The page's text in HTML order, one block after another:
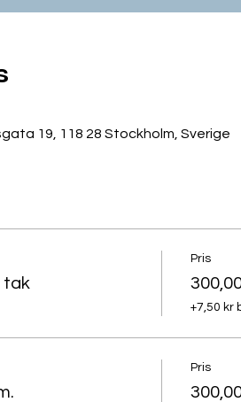
19, 118 28 Stockholm, Sverige
tak
Pris
+7,50 kr
Pris